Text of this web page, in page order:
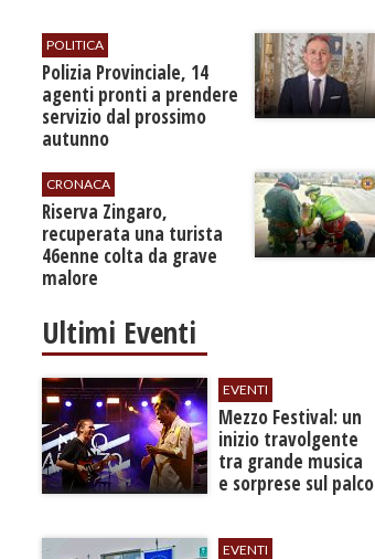
POLITICA
​Polizia Provinciale, 14
agenti pronti a prendere
servizio dal prossimo
autunno
CRONACA
​Riserva Zingaro,
recuperata una turista
46enne colta da grave
malore
Ultimi Eventi
EVENTI
Mezzo Festival: un
inizio travolgente
tra grande musica
e sorprese sul palco
EVENTI